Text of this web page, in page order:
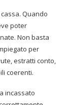
Quando
poter
Non basta
per
estratti conto,
coerenti.
incassato